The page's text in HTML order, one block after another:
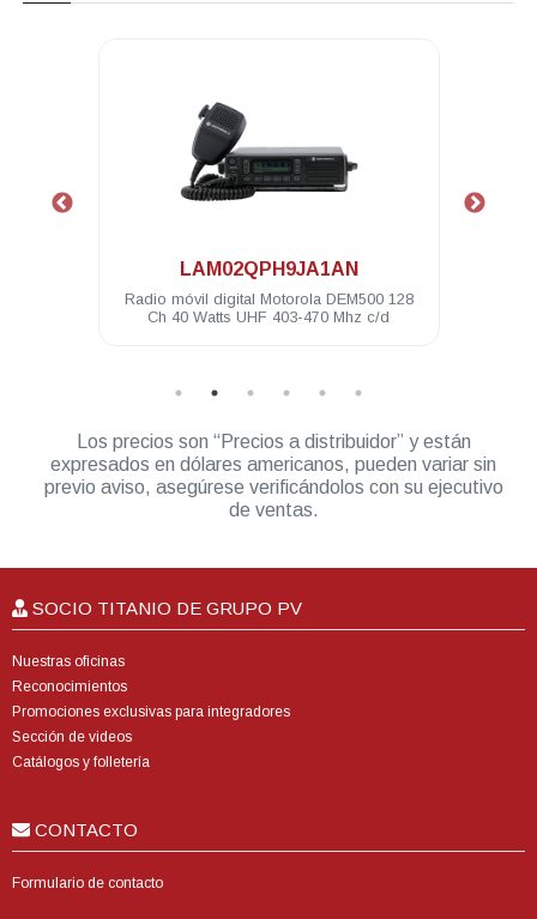
LAM02QPH9JA1AN
Radio móvil digital Motorola DEM500 128
Ch 40 Watts UHF 403-470 Mhz c/d
Los precios son “Precios a distribuidor” y están
expresados en dólares americanos, pueden variar sin
previo aviso, asegúrese verificándolos con su ejecutivo
de ventas.
SOCIO TITANIO DE GRUPO PV
Nuestras oficinas
Reconocimientos
Promociones exclusivas para integradores
Sección de videos
Catálogos y folletería
CONTACTO
Formulario de contacto